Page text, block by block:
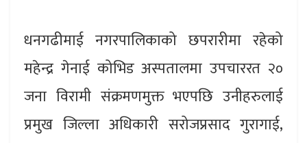
धनगढीमाई नगरपालिकाको छपरारीमा रहेको
महेन्द्र गेनाई कोभिड अस्पतालमा उपचाररत २०
जना विरामी संक्रमणमुक्त भएपछि उनीहरुलाई
प्रमुख जिल्ला अधिकारी सरोजप्रसाद गुरागाई,